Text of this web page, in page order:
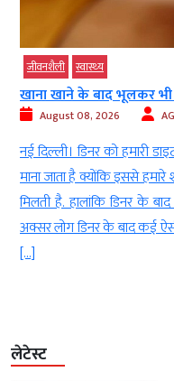
है.
पर
जीवनशैली स्‍वास्‍थ्‍य
महिलाओं और पुरुषों में
August 08, 2026
नई दिल्‍ली । बीते कुछ
बीमारियों (diseases) के
(elders) बल्कि युवाओं
arrest) या हार्ट अटैक
लेटेस्ट